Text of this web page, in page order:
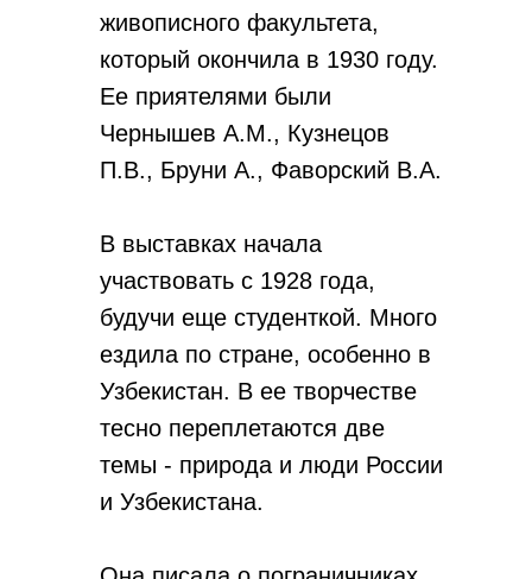
живописного факультета,
который окончила в 1930 году.
Ее приятелями были
Чернышев А.М., Кузнецов
П.В., Бруни А., Фаворский В.А.
В выставках начала
участвовать с 1928 года,
будучи еще студенткой. Много
ездила по стране, особенно в
Узбекистан. В ее творчестве
тесно переплетаются две
темы - природа и люди России
и Узбекистана.